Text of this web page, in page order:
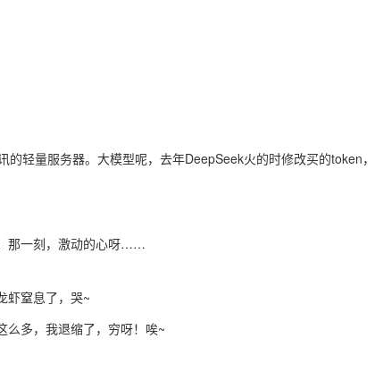
轻量服务器。大模型呢，去年DeepSeek火的时修改买的token
那一刻，激动的心呀……
虾窒息了，哭~
么多，我退缩了，穷呀！唉~